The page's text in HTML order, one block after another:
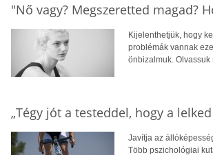
"Nő vagy? Megszeretted magad?
Kijelenthetjük, hogy
problémák vannak
önbizalmuk. Olvassuk
„Tégy jót a testeddel, hogy a
Javítja az
Több pszichológiai